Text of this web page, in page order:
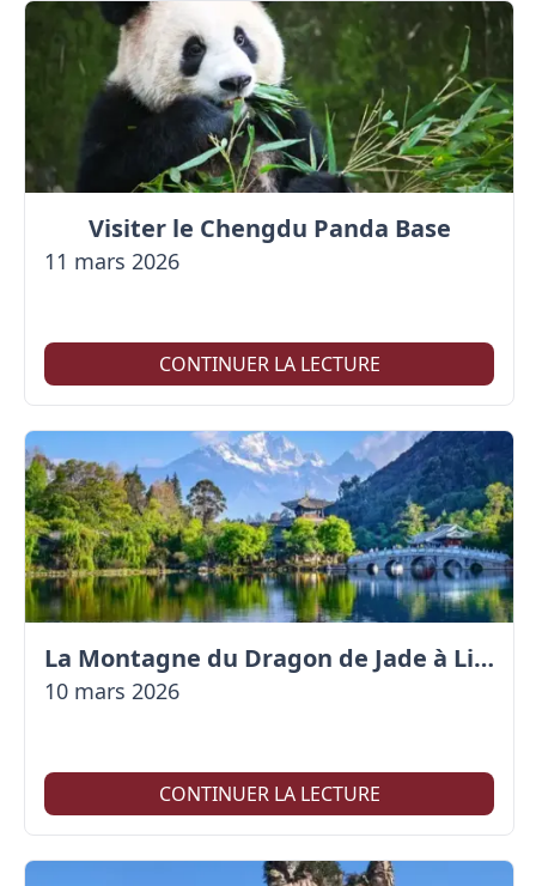
Visiter le Chengdu Panda Base
11 mars 2026
CONTINUER LA LECTURE
La Montagne du Dragon de Jade à Lijiang
10 mars 2026
CONTINUER LA LECTURE